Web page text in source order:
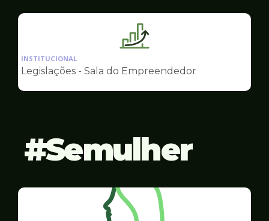
Ilustração
pagina
Sala
INSTITUCIONAL
Legislações - Sala do Empreendedor
Semulher